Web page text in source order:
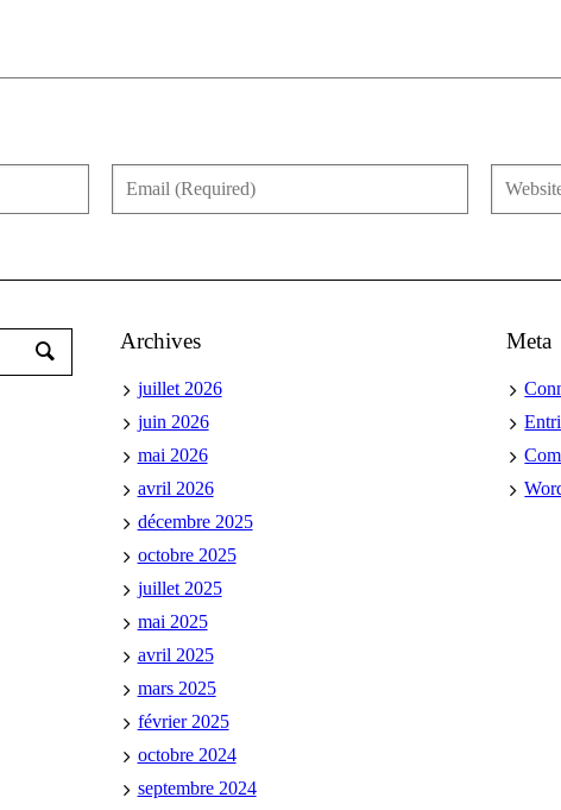
Archives
juillet 2026
juin 2026
mai 2026
avril 2026
décembre 2025
octobre 2025
juillet 2025
mai 2025
avril 2025
mars 2025
février 2025
octobre 2024
septembre 2024
Meta